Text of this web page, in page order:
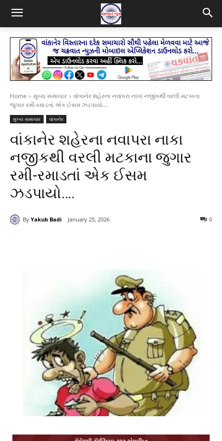
Home મુખ્ય સમાચાર
વાંકાનેર શહેરના નવાપરા નાકા નજીકથી વરલી મટકાના
જુગાર રમી-રમાડતાં એક ઈસમ ઝડપાયો....
મુખ્ય સમાચાર વાંકાનેર
વાંકાનેર શહેરના નવાપરા નાકા
નજીકથી વરલી મટકાના જુગાર
રમી-રમાડતાં એક ઈસમ
ઝડપાયો….
By Yakub Badi January 25, 2026 0